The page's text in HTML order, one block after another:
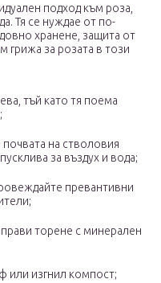
подход към роза,
Тя се нуждае от по-
хранене, защита от
грижа за розата в този
тъй като тя поема
на стволовия
за въздух и вода;
превантивни
торене с минерален
или изгнил компост;